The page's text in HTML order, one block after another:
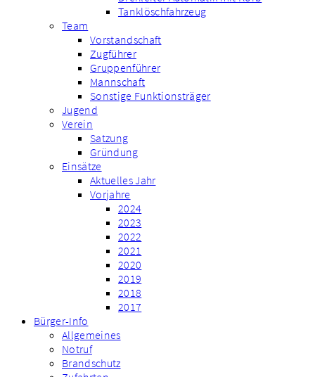
Tanklöschfahrzeug
Team
Vorstandschaft
Zugführer
Gruppenführer
Mannschaft
Sonstige Funktionsträger
Jugend
Verein
Satzung
Gründung
Einsätze
Aktuelles Jahr
Vorjahre
2024
2023
2022
2021
2020
2019
2018
2017
Bürger-Info
Allgemeines
Notruf
Brandschutz